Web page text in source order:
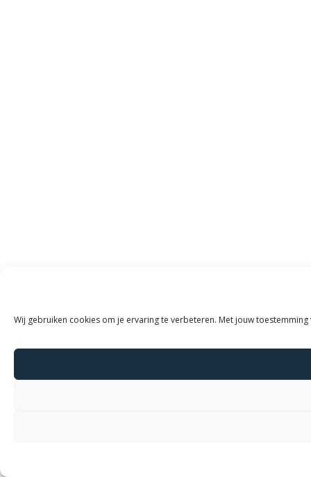
Wij gebruiken cookies om je ervaring te verbeteren. Met jouw